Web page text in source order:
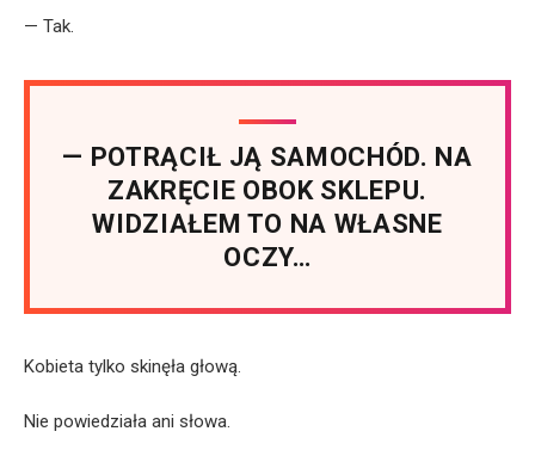
— Tak.
— POTRĄCIŁ JĄ SAMOCHÓD. NA
ZAKRĘCIE OBOK SKLEPU.
WIDZIAŁEM TO NA WŁASNE
OCZY…
Kobieta tylko skinęła głową.
Nie powiedziała ani słowa.